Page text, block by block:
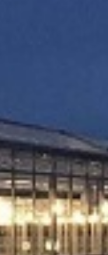
o ceni i mogućnostima